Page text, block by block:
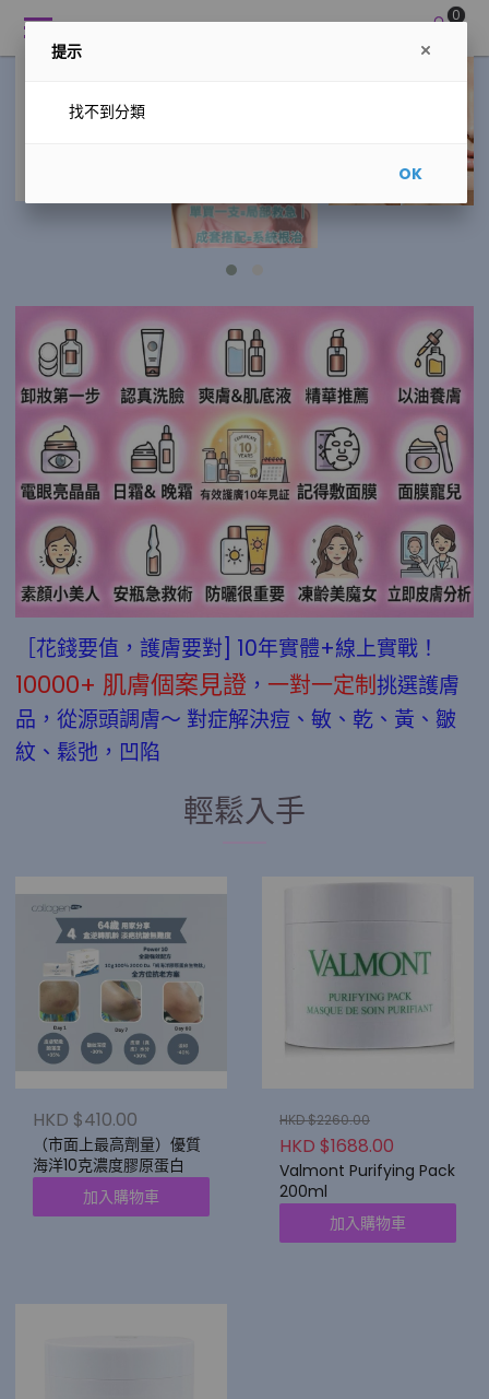
0
Perfect Skincare
［花錢要值，護膚要對] 10年實體+線上實戰！
10000+ 肌膚個案見證 ， 一對一定制挑選護膚
品，從源頭調膚～ 對症解決痘、敏、乾、黃、皺
紋、鬆弛，凹陷
輕鬆入手
HKD $410.00
（市面上最高劑量）優質
海洋10克濃度膠原蛋白
加入購物車
HKD $2260.00
HKD $1688.00
Valmont Purifying Pack
200ml
加入購物車
提示
找不到分類
OK